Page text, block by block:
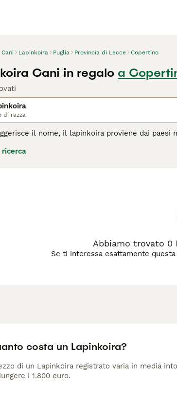
Cani Lapinkoira Puglia Provincia di Lecce Copertino
Cani in regalo a
di razza
il nome, il lapinkoira proviene dai paesi
noti per essere incredibilmente coraggiosi e
ricerca
Abbiamo trovato 0
Se ti interessa esattamente
costa un Lapinkoira?
di un Lapinkoira registrato varia in media
i 1.800 euro.